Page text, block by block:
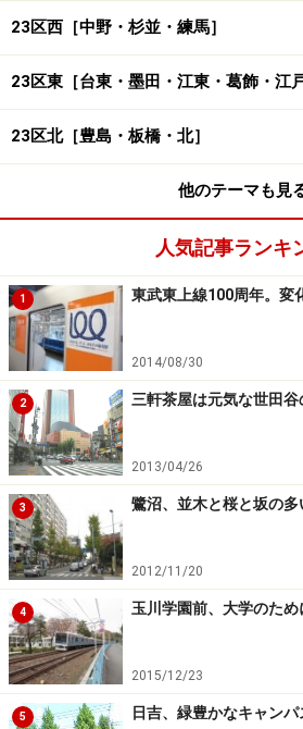
23区西［中野・杉並・練馬］
23区東［台東・墨田・江東・葛飾・江
23区北［豊島・板橋・北］
他のテーマも見
人気記事ランキ
1 東武東上線100周年。変
2014/08/30
2 三軒茶屋は元気な世田谷
2013/04/26
3 鷺沼、並木と桜と坂の
2012/11/20
4 玉川学園前、大学のた
2015/12/23
5 日吉、緑豊かなキャン